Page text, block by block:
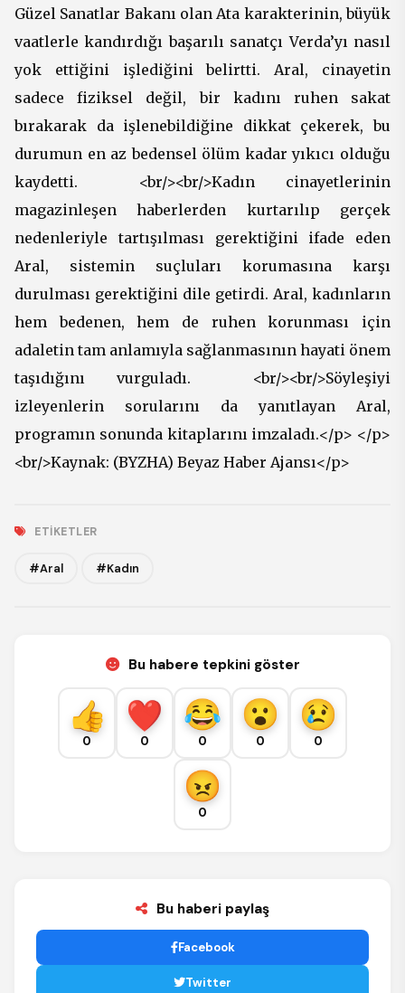
Güzel Sanatlar Bakanı olan Ata karakterinin, büyük
vaatlerle kandırdığı başarılı sanatçı Verda’yı nasıl
yok ettiğini işlediğini belirtti. Aral, cinayetin
sadece fiziksel değil, bir kadını ruhen sakat
bırakarak da işlenebildiğine dikkat çekerek, bu
durumun en az bedensel ölüm kadar yıkıcı olduğu
kaydetti. <br/><br/>Kadın cinayetlerinin
magazinleşen haberlerden kurtarılıp gerçek
nedenleriyle tartışılması gerektiğini ifade eden
Aral, sistemin suçluları korumasına karşı
durulması gerektiğini dile getirdi. Aral, kadınların
hem bedenen, hem de ruhen korunması için
adaletin tam anlamıyla sağlanmasının hayati önem
taşıdığını vurguladı. <br/><br/>Söyleşiyi
izleyenlerin sorularını da yanıtlayan Aral,
programın sonunda kitaplarını imzaladı.</p> </p>
<br/>Kaynak: (BYZHA) Beyaz Haber Ajansı</p>
ETIKETLER
#Aral #Kadın
Bu habere tepkini göster
0 0 0 0 0
0
Bu haberi paylaş
Facebook
Twitter